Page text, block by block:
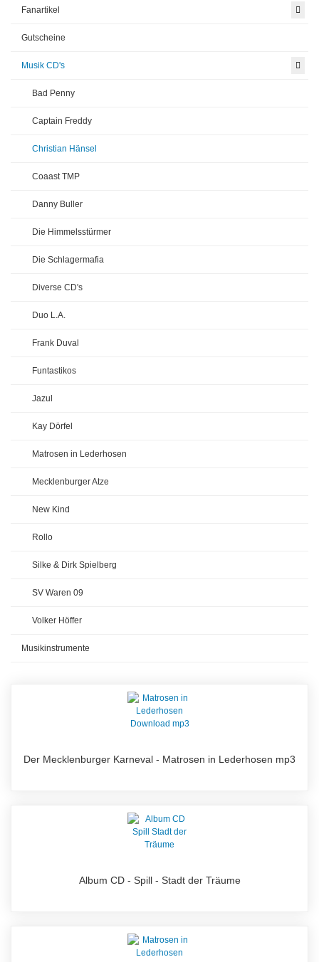
Fanartikel
Gutscheine
Musik CD's
Bad Penny
Captain Freddy
Christian Hänsel
Coaast TMP
Danny Buller
Die Himmelsstürmer
Die Schlagermafia
Diverse CD's
Duo L.A.
Frank Duval
Funtastikos
Jazul
Kay Dörfel
Matrosen in Lederhosen
Mecklenburger Atze
New Kind
Rollo
Silke & Dirk Spielberg
SV Waren 09
Volker Höffer
Musikinstrumente
Der Mecklenburger Karneval - Matrosen in Lederhosen mp3
Album CD - Spill - Stadt der Träume